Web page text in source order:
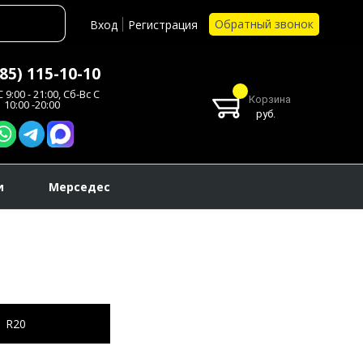
Вход Регистрация Обратный звонок
115-10-10
9:00 - 21:00, Сб-Вс С
10:00 -20:00
Корзина
руб.
Мерседес
R20